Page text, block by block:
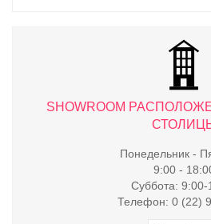
SHOWROOM
Понедельник -
9:00 -
Суббота: 9:00-
Телефон: 0 (22)